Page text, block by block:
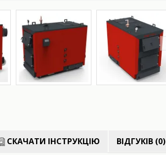
СКАЧАТИ ІНСТРУКЦІЮ ВІДГУКІВ (0)